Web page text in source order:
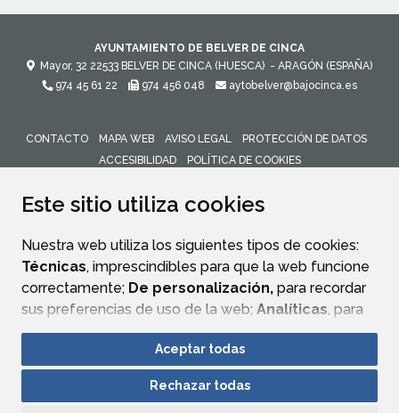
Este sitio utiliza cookies
Nuestra web utiliza los siguientes tipos de cookies:
Técnicas, imprescindibles para que la web funcione
correctamente; De personalización, para recordar
sus preferencias de uso de la web; Analíticas, para
mejorar el funcionamiento de la web y sus servicios.
Si acepta pulsando el botón“Aceptar todas”
consideramos que acepta su uso. Si pulsa el botón
Aceptar todas
Rechazar todas
AYUNTAMIENTO DE BELVER DE CINCA
Mayor, 32 22533 BELVER DE CINCA (HUESCA) - ARAGÓN (ESPAÑA)
974 45 61 22
974 456 048 aytobelver@bajocinca.es
CONTACTO MAPA WEB AVISO LEGAL
PROTECCIÓN DE DATOS
ACCESIBILIDAD
POLÍTICA DE COOKIES